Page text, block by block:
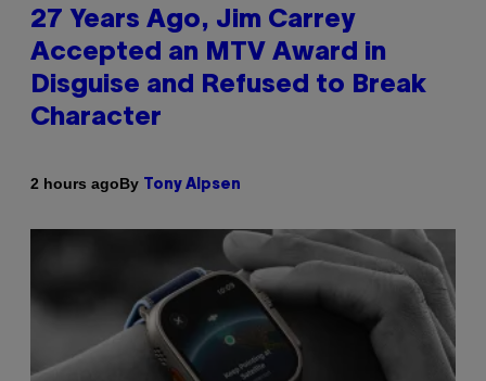
27 Years Ago, Jim Carrey
Accepted an MTV Award in
Disguise and Refused to Break
Character
2 hours agoBy Tony Alpsen